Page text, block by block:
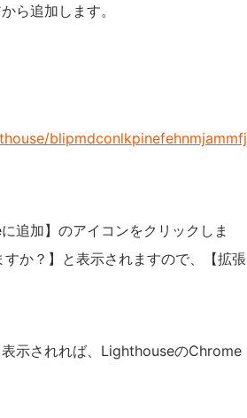
ら追加します。
blipmdconlkpinefehnmjammfj
追加】のアイコンをクリックしま
か？】と表示されますので、【拡張
示されれば、LighthouseのChrome